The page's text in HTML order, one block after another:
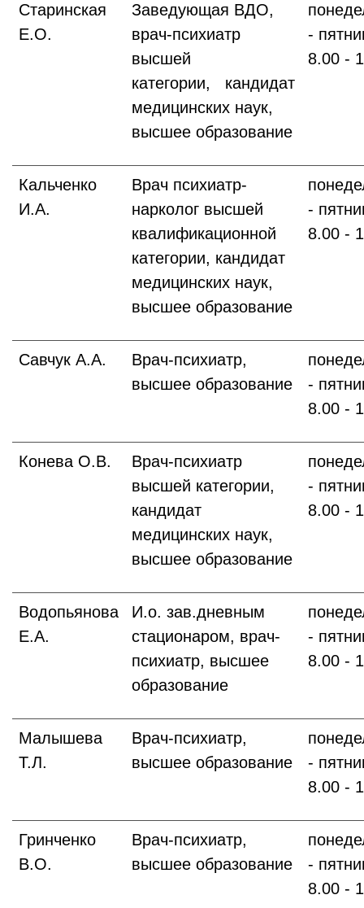
Старинская
Е.О.
Заведующая ВДО,
врач-психиатр
высшей
категории, кандидат
медицинских наук,
высшее образование
-
8.00 -
Кальченко
И.А.
Врач психиатр-
нарколог высшей
квалификационной
категории, кандидат
медицинских наук,
высшее образование
-
8.00 -
Савчук А.А.
Врач-психиатр,
высшее образование
-
8.00 -
Конева О.В.
Врач-психиатр
высшей категории,
кандидат
медицинских наук,
высшее образование
-
8.00 -
Водопьянова
Е.А.
И.о. зав.дневным
стационаром, врач-
психиатр, высшее
образование
-
8.00 -
Малышева
Т.Л.
Врач-психиатр,
высшее образование
-
8.00 -
Гринченко
В.О.
Врач-психиатр,
высшее образование
-
8.00 -